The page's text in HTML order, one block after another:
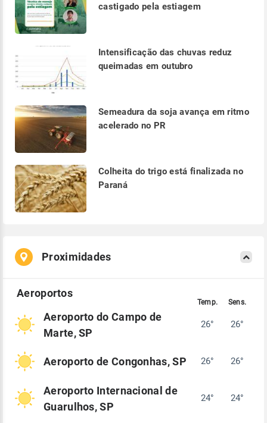
castigado pela estiagem
Intensificação das chuvas reduz
queimadas em outubro
Semeadura da soja avança em ritmo
acelerado no PR
Colheita do trigo está finalizada no
Paraná
Proximidades
Aeroporto do Campo de
Marte, SP
26° 26°
Aeroporto de Congonhas, SP 26° 26°
Aeroporto Internacional de
Guarulhos, SP
24° 24°